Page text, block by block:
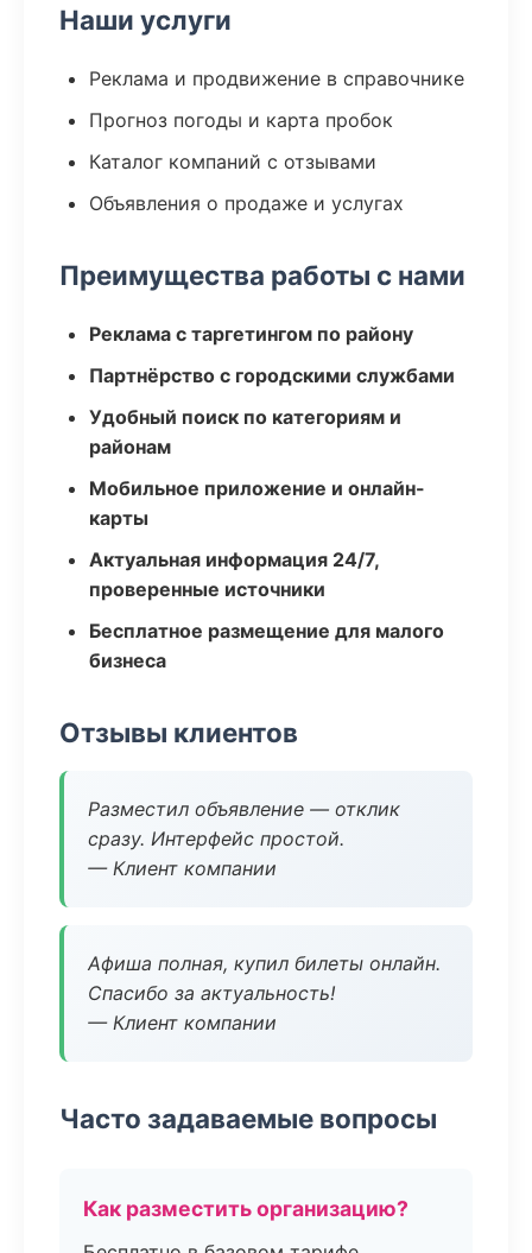
Наши услуги
Реклама и продвижение в справочнике
Прогноз погоды и карта пробок
Каталог компаний с отзывами
Объявления о продаже и услугах
Преимущества работы с нами
Реклама с таргетингом по району
Партнёрство с городскими службами
Удобный поиск по категориям и
районам
Мобильное приложение и онлайн-
карты
Актуальная информация 24/7,
проверенные источники
Бесплатное размещение для малого
бизнеса
Отзывы клиентов
Разместил объявление — отклик
сразу. Интерфейс простой.
— Клиент компании
Афиша полная, купил билеты онлайн.
Спасибо за актуальность!
— Клиент компании
Часто задаваемые вопросы
Как разместить организацию?